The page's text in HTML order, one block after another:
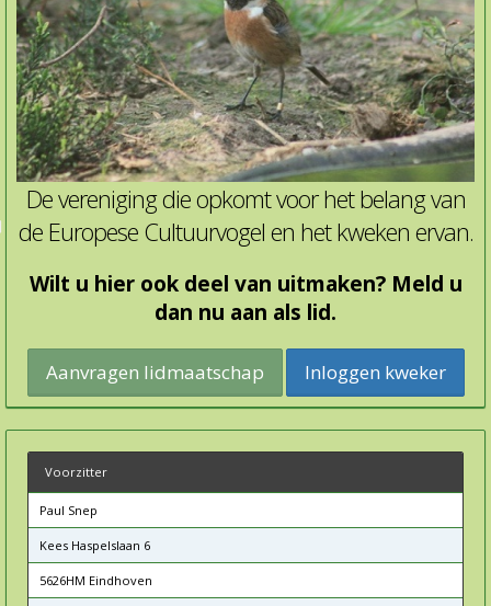
De vereniging die opkomt voor het belang van
de Europese Cultuurvogel en het kweken ervan.
Wilt u hier ook deel van uitmaken? Meld u
dan nu aan als lid.
Inloggen kweker
Voorzitter
Paul Snep
Kees Haspelslaan 6
5626HM Eindhoven